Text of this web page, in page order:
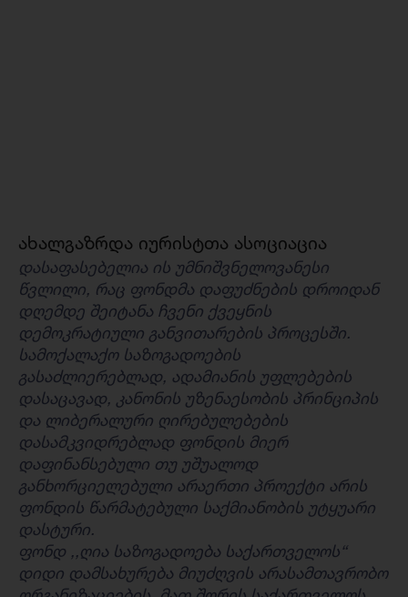
ახალგაზრდა იურისტთა ასოციაცია
დასაფასებელია ის უმნიშვნელოვანესი
წვლილი, რაც ფონდმა დაფუძნების დროიდან
დღემდე შეიტანა ჩვენი ქვეყნის
დემოკრატიული განვითარების პროცესში.
სამოქალაქო საზოგადოების
გასაძლიერებლად, ადამიანის უფლებების
დასაცავად, კანონის უზენაესობის პრინციპის
და ლიბერალური ღირებულებების
დასამკვიდრებლად ფონდის მიერ
დაფინანსებული თუ უშუალოდ
განხორციელებული არაერთი პროექტი არის
ფონდის წარმატებული საქმიანობის უტყუარი
დასტური.
ფონდ ,,ღია საზოგადოება საქართველოს“
დიდი დამსახურება მიუძღვის არასამთავრობო